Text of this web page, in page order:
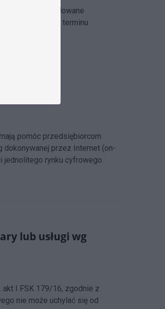
ogólnie sformułowane
biegu terminu
pomóc przedsiębiorcom
dokonywanej przez Internet (on-
jednolitego rynku cyfrowego.
lub usługi wg
akt I FSK 179/16, zgodnie z
nie może uchylać się od